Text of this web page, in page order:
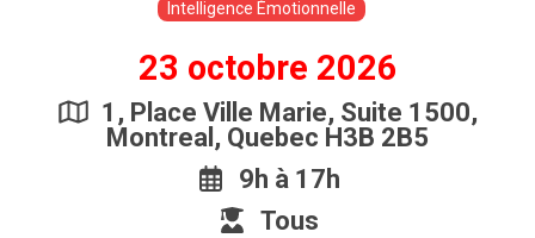
Intelligence Émotionnelle
23 octobre 2026
1, Place Ville Marie, Suite 1500,
Montreal, Quebec H3B 2B5
9h à 17h
Tous